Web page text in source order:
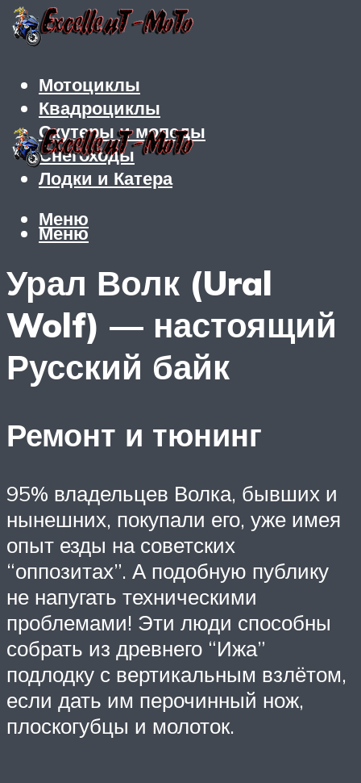
Мотоциклы
Квадроциклы
Скутеры и мопеды
Снегоходы
Лодки и Катера
Меню
Меню
Урал Волк (Ural
Wolf) — настоящий
Русский байк
Ремонт и тюнинг
95% владельцев Волка, бывших и
нынешних, покупали его, уже имея
опыт езды на советских
“оппозитах”. А подобную публику
не напугать техническими
проблемами! Эти люди способны
собрать из древнего “Ижа”
подлодку с вертикальным взлётом,
если дать им перочинный нож,
плоскогубцы и молоток.